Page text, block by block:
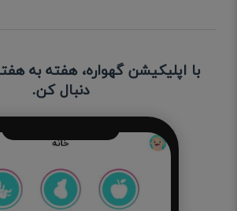
با اپلیکیشن گهواره، هفته به
دنبال کن.